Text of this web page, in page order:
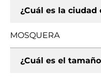
¿Cuál es la ciudad
MOSQUERA
¿Cuál es el